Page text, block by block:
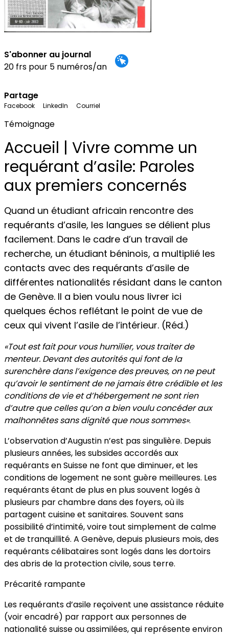
S'abonner au journal
20 frs pour 5 numéros/an
Partage
Facebook LinkedIn Courriel
Témoignage
Accueil | Vivre comme un
requérant d’asile: Paroles
aux premiers concernés
Quand un étudiant africain rencontre des
requérants d’asile, les langues se délient plus
facilement. Dans le cadre d’un travail de
recherche, un étudiant béninois, a multiplié les
contacts avec des requérants d’asile de
différentes nationalités résidant dans le canton
de Genève. Il a bien voulu nous livrer ici
quelques échos reflétant le point de vue de
ceux qui vivent l’asile de l’intérieur. (Réd.)
«Tout est fait pour vous humilier, vous traiter de
menteur. Devant des autorités qui font de la
surenchère dans l’exigence des preuves, on ne peut
qu’avoir le sentiment de ne jamais être crédible et les
conditions de vie et d’hébergement ne sont rien
d’autre que celles qu’on a bien voulu concéder aux
malhonnêtes sans dignité que nous sommes».
L’observation d’Augustin n’est pas singulière. Depuis
plusieurs années, les subsides accordés aux
requérants en Suisse ne font que diminuer, et les
conditions de logement ne sont guère meilleures. Les
requérants étant de plus en plus souvent logés à
plusieurs par chambre dans des foyers, où ils
partagent cuisine et sanitaires. Souvent sans
possibilité d’intimité, voire tout simplement de calme
et de tranquillité. A Genève, depuis plusieurs mois, des
requérants célibataires sont logés dans les dortoirs
des abris de la protection civile, sous terre.
Précarité rampante
Les requérants d’asile reçoivent une assistance réduite
(voir encadré) par rapport aux personnes de
nationalité suisse ou assimilées, qui représente environ